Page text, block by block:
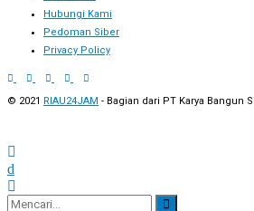
Hubungi Kami
Pedoman Siber
Privacy Policy
© 2021 RIAU24JAM - Bagian dari PT Karya Bangun